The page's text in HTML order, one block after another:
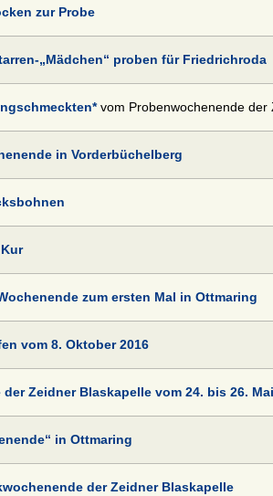
zur Probe
„Mädchen“ proben für Friedrichroda
vom Probenwochenende der
in Vorderbüchelberg
zum ersten Mal in Ottmaring
vom 8. Oktober 2016
Zeidner Blaskapelle vom 24. bis 26.
in Ottmaring
der Zeidner Blaskapelle